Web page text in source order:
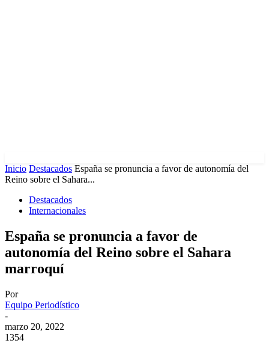
Inicio Destacados España se pronuncia a favor de autonomía del
Reino sobre el Sahara...
Destacados
Internacionales
España se pronuncia a favor de
autonomía del Reino sobre el Sahara
marroquí
Por
Equipo Periodístico
-
marzo 20, 2022
1354